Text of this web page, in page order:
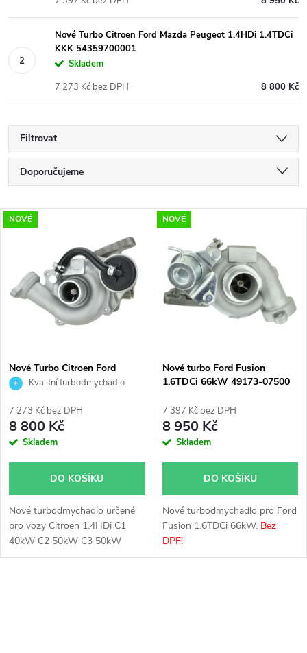
Nové Turbo Citroen Ford Mazda Peugeot 1.4HDi 1.4TDCi
KKK 54359700001
Skladem
8 800 Kč
7 273 Kč bez DPH
Filtrovat
Ř
a
e
n
p
r
o
u
k
Doporučujeme
Nejdražší
Nejprodávanější
Abecedně
V
p
s
p
r
o
d
u
k
NOVÉ
Nové Turbo Citroen Ford
Mazda Peugeot 1.4HDi
Kvalitní turbodmychadlo
7 273 Kč bez DPH
8 800 Kč
Skladem
DO KOŠÍKU
Nové turbodmychadlo určené
pro vozy Citroen 1.4HDi C1
40kW C2 50kW C3 50kW
Xsara 50kW, Ford Fiesta
NOVÉ
Nové turbo Ford Fusion
1.6TDCi 66kW 49173-07500
7 397 Kč bez DPH
8 950 Kč
Skladem
DO KOŠÍKU
Nové turbodmychadlo pro Ford
Fusion 1.6TDCi 66kW.Bez
DPF!